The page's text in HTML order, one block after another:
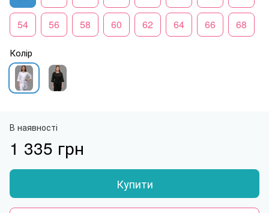
54 56 58 60 62 64 66 68
Колір
В наявності
1 335 грн
Купити